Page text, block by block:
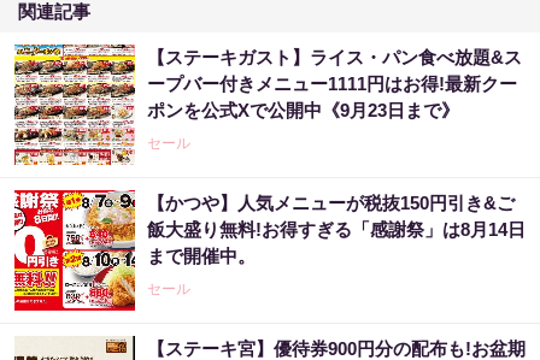
関連記事
【ステーキガスト】ライス・パン食べ放題&ス
ープバー付きメニュー1111円はお得!最新クー
ポンを公式Xで公開中《9月23日まで》
セール
【かつや】人気メニューが税抜150円引き&ご
飯大盛り無料!お得すぎる「感謝祭」は8月14日
まで開催中。
セール
【ステーキ宮】優待券900円分の配布も!お盆期